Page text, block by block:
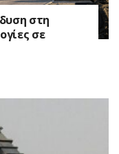
στη
σε